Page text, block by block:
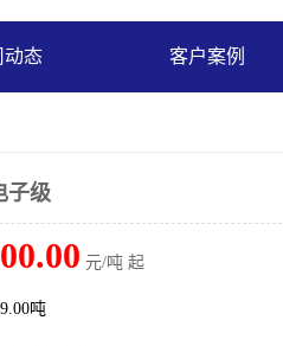
动态 客户案例
子级
元/吨 起
吨